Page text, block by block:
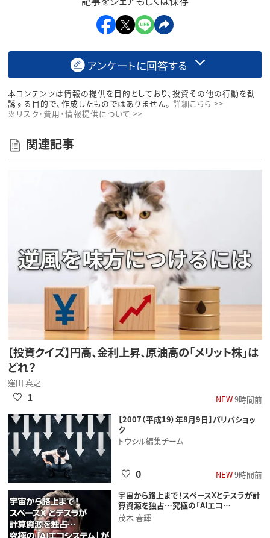
アンケートに回答する
本コンテンツは情報の提供を目的としており、投資その他の行動を勧
誘する目的で、作成したものではありません。 詳細こちら >>
※リスク・費用・情報提供について >>
関連記事
【投資クイズ】円高、金利上昇、原油高の「メリット株」は
どれ？
窪田 真之
NEW9時間前
1
【2007（平成19）年8月9日】パリバショッ
ク
トウシル編集チーム
NEW9時間前
0
宇宙から路上まで！スペースXとテスラが計
算資源を独占…究極の「AIエコ…
茂木 春輝